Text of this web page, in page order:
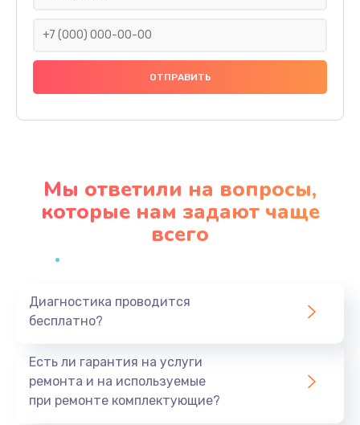
Замена праймера
1000 руб.
Заказать
Профилактическая чистка
Заказать
Мы ответили на вопросы,
которые нам задают чаще
всего
Диагностика проводится
бесплатно?
Есть ли гарантия на услуги
ремонта и на используемые
при ремонте комплектующие?